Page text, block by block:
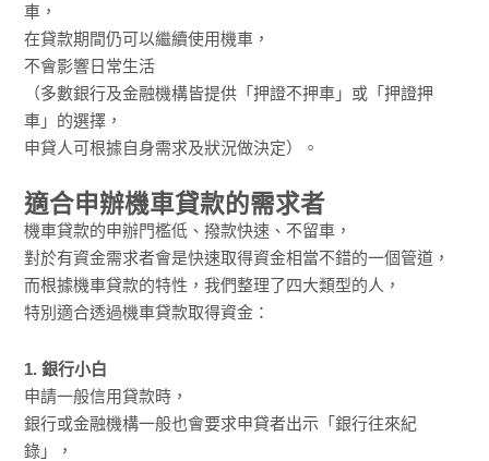
車，
在貸款期間仍可以繼續使用機車，
不會影響日常生活
（多數銀行及金融機構皆提供「押證不押車」或「押證押
車」的選擇，
申貸人可根據自身需求及狀況做決定）。
適合申辦機車貸款的需求者
機車貸款的申辦門檻低、撥款快速、不留車，
對於有資金需求者會是快速取得資金相當不錯的一個管道，
而根據機車貸款的特性，我們整理了四大類型的人，
特別適合透過機車貸款取得資金：
1. 銀行小白
申請一般信用貸款時，
銀行或金融機構一般也會要求申貸者出示「銀行往來紀
錄」，